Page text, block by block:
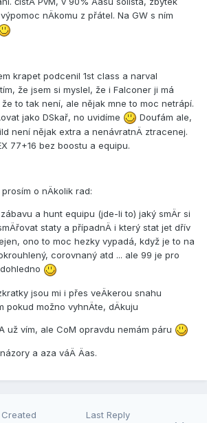
nÄkomu z přátel. Na GW s ní­m
krapet podcenil 1st class a narval
že jsem si myslel, že i Falconer ji má
to tak není­, ale nějak mne to moc netrápí­.
jako DSkař, no uvidí­me
Doufám ale,
není­ nějak extra a nenávratnÄ ztracenej.
77+16 bez boostu a equipu.
o nÄkolik rad:
a hunt equipu (jde-li to) jaký smÄr si
staty a pří­padnÄ i který stat jet dří­v
ono to moc hezky vypadá, když je to na
corovnaný atd ... ale 99 je pro
jsou mi i přes veÄkerou snahu
pokud možno vyhnÄte, dÄkuju
už ví­m, ale CoM opravdu nemám páru
a aza váÄ Äas.
Created Last Reply